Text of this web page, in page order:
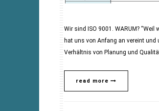
Wir sind ISO 9001. WARUM?
hat uns von Anfang an vereint und
Verhältnis von Planung und
read more